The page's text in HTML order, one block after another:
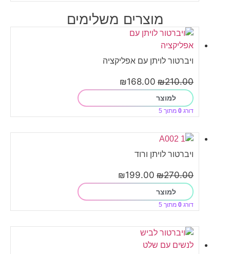
מוצרים משלימים
ויברטור לויתן עם אפליקציה
₪210.00
₪168.00
למוצר
דורג 0 מתוך 5
ויברטור לויתן ורוד
₪270.00
₪199.00
למוצר
דורג 0 מתוך 5